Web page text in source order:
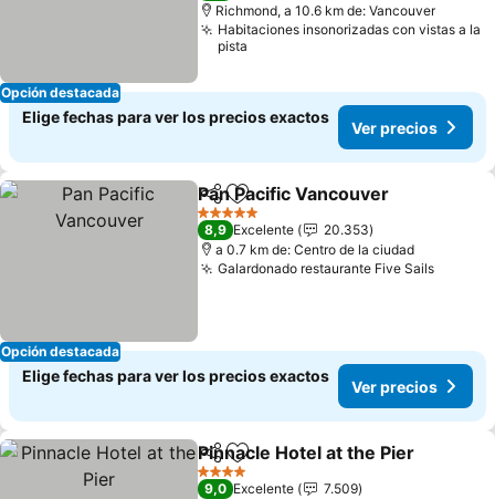
Opción destacada
Richmond, a 10.6 km de: Vancouver
Habitaciones insonorizadas con vistas a la
pista
Elige fechas para ver los precios exactos
Ver precios
Opción destacada
CompartirAgregar a favoritos
Pan Pacific Vancouver
5 Estrellas
8,9 Excelente
20.353
a 0.7 km de: Centro de la ciudad
Galardonado restaurante Five SailsVer
Elige fechas para ver los precios exactos
Ver precios
CompartirAgregar a favoritos
Pinnacle Hotel at the Pier
4 Estrellas
9,0 Excelente
7.509